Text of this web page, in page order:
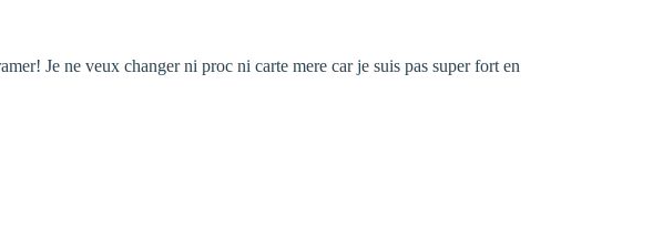
Je ne veux changer ni proc ni carte mere car je suis pas super fort en